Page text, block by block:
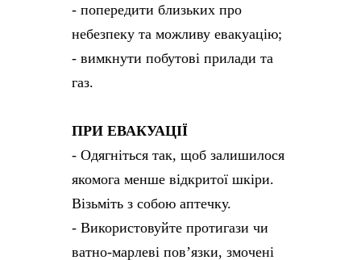
- попередити близьких про
небезпеку та можливу евакуацію;
- вимкнути побутові прилади та
газ.
ПРИ ЕВАКУАЦІЇ
- Одягніться так, щоб залишилося
якомога менше відкритої шкіри.
Візьміть з собою аптечку.
- Використовуйте протигази чи
ватно-марлеві повʼязки, змочені